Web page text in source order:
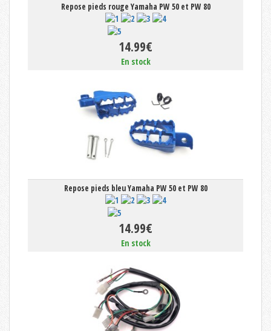
Repose pieds rouge Yamaha PW 50 et PW 80
14.99€
En stock
Repose pieds bleu Yamaha PW 50 et PW 80
14.99€
En stock